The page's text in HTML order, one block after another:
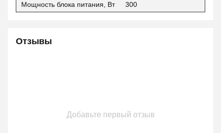
Мощность блока питания, Вт
300
Отзывы
Добавьте первый отзыв